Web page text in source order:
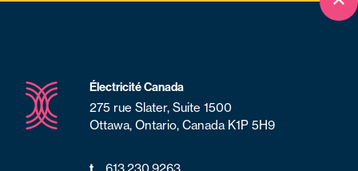
Électricité Canada
275 rue Slater, Suite 1500
Ottawa, Ontario, Canada K1P 5H9